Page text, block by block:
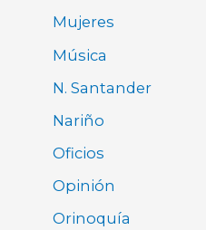
Mujeres
Música
N. Santander
Nariño
Oficios
Opinión
Orinoquía